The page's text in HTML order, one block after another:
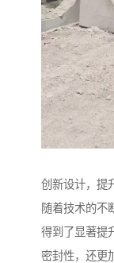
创新设计，提
随着技术的不
得到了显著提
密封性，还更